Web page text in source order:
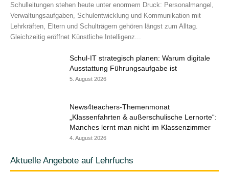
Schulleitungen stehen heute unter enormem Druck: Personalmangel,
Verwaltungsaufgaben, Schulentwicklung und Kommunikation mit
Lehrkräften, Eltern und Schulträgern gehören längst zum Alltag.
Gleichzeitig eröffnet Künstliche Intelligenz...
Schul-IT strategisch planen: Warum digitale
Ausstattung Führungsaufgabe ist
5. August 2026
News4teachers-Themenmonat
„Klassenfahrten & außerschulische Lernorte“:
Manches lernt man nicht im Klassenzimmer
4. August 2026
Aktuelle Angebote auf Lehrfuchs